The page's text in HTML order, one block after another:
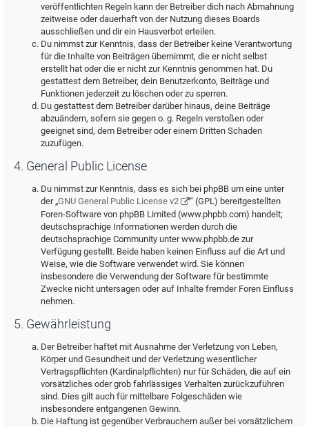
veröffentlichten Regeln kann der Betreiber dich nach Abmahnung
zeitweise oder dauerhaft von der Nutzung dieses Boards
ausschließen und dir ein Hausverbot erteilen.
Du nimmst zur Kenntnis, dass der Betreiber keine Verantwortung
für die Inhalte von Beiträgen übernimmt, die er nicht selbst
erstellt hat oder die er nicht zur Kenntnis genommen hat. Du
gestattest dem Betreiber, dein Benutzerkonto, Beiträge und
Funktionen jederzeit zu löschen oder zu sperren.
Du gestattest dem Betreiber darüber hinaus, deine Beiträge
abzuändern, sofern sie gegen o. g. Regeln verstoßen oder
geeignet sind, dem Betreiber oder einem Dritten Schaden
zuzufügen.
4. General Public License
Du nimmst zur Kenntnis, dass es sich bei phpBB um eine unter
der „GNU General Public License v2
“ (GPL) bereitgestellten
Foren-Software von phpBB Limited (www.phpbb.com) handelt;
deutschsprachige Informationen werden durch die
deutschsprachige Community unter www.phpbb.de zur
Verfügung gestellt. Beide haben keinen Einfluss auf die Art und
Weise, wie die Software verwendet wird. Sie können
insbesondere die Verwendung der Software für bestimmte
Zwecke nicht untersagen oder auf Inhalte fremder Foren Einfluss
nehmen.
5. Gewährleistung
Der Betreiber haftet mit Ausnahme der Verletzung von Leben,
Körper und Gesundheit und der Verletzung wesentlicher
Vertragspflichten (Kardinalpflichten) nur für Schäden, die auf ein
vorsätzliches oder grob fahrlässiges Verhalten zurückzuführen
sind. Dies gilt auch für mittelbare Folgeschäden wie
insbesondere entgangenen Gewinn.
Die Haftung ist gegenüber Verbrauchern außer bei vorsätzlichem